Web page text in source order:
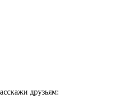
друзьям: